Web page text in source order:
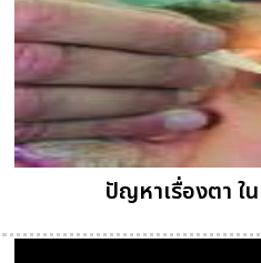
ปัญหาเรื่องตา ใ